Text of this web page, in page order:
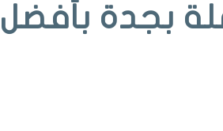
بجدة بأفضل